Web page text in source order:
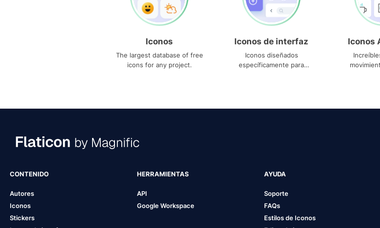
Iconos
The largest database of free
icons for any project.
Iconos de interfaz
Iconos diseñados
específicamente para
Iconos
CONTENIDO
Autores
Iconos
Stickers
HERRAMIENTAS
API
Google Workspace
AYUDA
Soporte
FAQs
Estilos de Iconos